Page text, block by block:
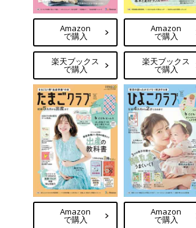
Amazon
で購入
楽天ブックス
で購入
Amazon
で購入
楽天ブックス
で購入
Amazon
で購入
Amazon
で購入